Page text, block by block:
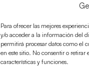
Para ofrecer las mejores
y/o acceder a la información del
permitirá procesar datos como el
en este sitio. No consentir o
características y funciones.